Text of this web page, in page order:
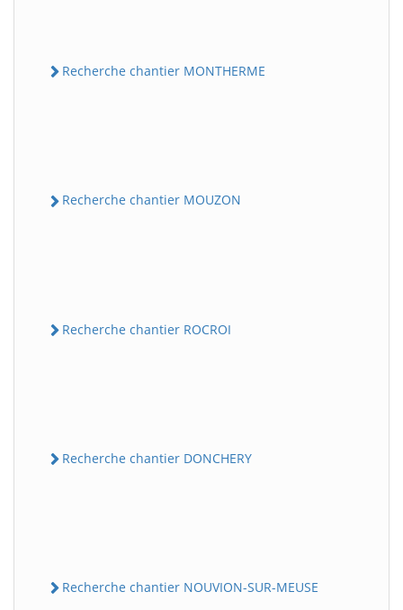
Recherche chantier MONTHERME
Recherche chantier MOUZON
Recherche chantier ROCROI
Recherche chantier DONCHERY
Recherche chantier NOUVION-SUR-MEUSE